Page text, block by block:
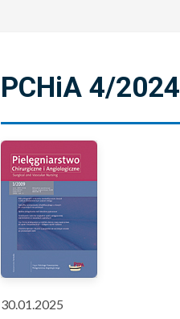
PCHiA 4/2024
30.01.2025